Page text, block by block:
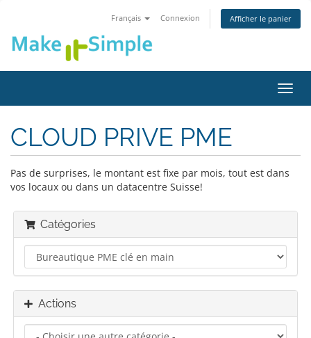
Français Connexion Afficher le panier
la
CLOUD PRIVE PME
Pas de surprises, le montant est fixe par mois, tout est dans
vos locaux ou dans un datacentre Suisse!
Catégories
Actions